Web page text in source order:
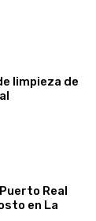
limpieza de
Real
en La